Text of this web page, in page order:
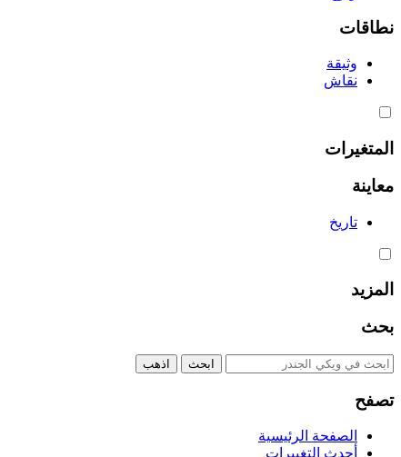
نطاقات
وثيقة
نقاش
المتغيرات
معاينة
تاريخ
المزيد
بحث
تصفح
الصفحة الرئيسية
أحدث التغييرات